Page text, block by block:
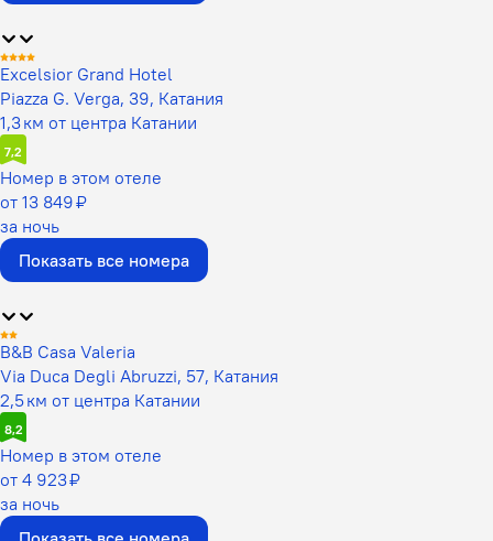
Excelsior Grand Hotel
Piazza G. Verga, 39, Катания
1,3 км от центра Катании
7,2
Номер в этом отеле
от 13 849 ₽
за ночь
Показать все номера
B&B Casa Valeria
Via Duca Degli Abruzzi, 57, Катания
2,5 км от центра Катании
8,2
Номер в этом отеле
от 4 923 ₽
за ночь